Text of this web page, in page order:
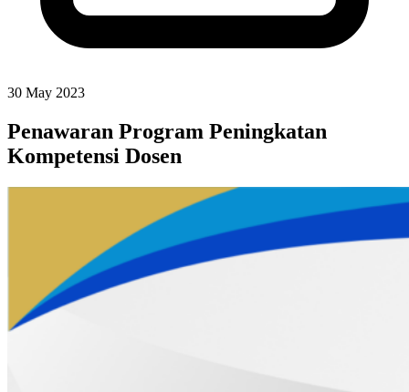
30 May 2023
Penawaran Program Peningkatan
Kompetensi Dosen